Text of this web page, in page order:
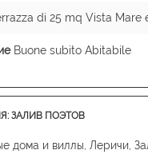
di 25 mq Vista Mare
Buone subito Abitabile
ЗАЛИВ ПОЭТОВ
дома и виллы, Леричи,